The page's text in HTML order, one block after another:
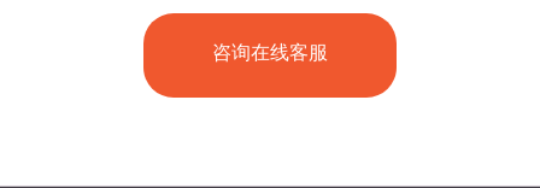
咨询在线客服